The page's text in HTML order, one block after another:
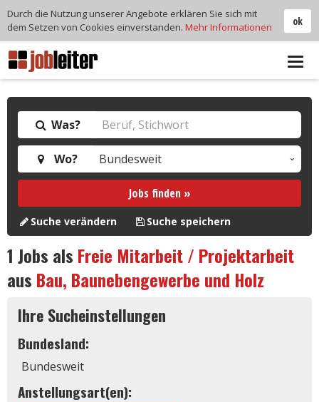
Was?
Wo?
Jobs finden »
Suche verändern Suche speichern
1 Jobs als Freie Mitarbeit / Projektarbeit
aus Bau, Baunebengewerbe und Holz
Ihre Sucheinstellungen
Bundesland:
Bundesweit
Anstellungsart(en):
ok
Durch die Nutzung unserer Angebote erklären Sie sich mit
dem Setzen von Cookies einverstanden. Mehr Informationen